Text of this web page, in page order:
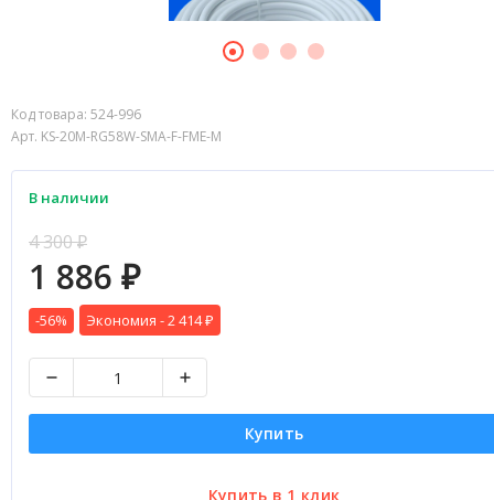
Код товара: 524-996
Арт. KS-20M-RG58W-SMA-F-FME-M
В наличии
4 300₽
1 886 ₽
-56% Экономия -2 414 ₽
Купить